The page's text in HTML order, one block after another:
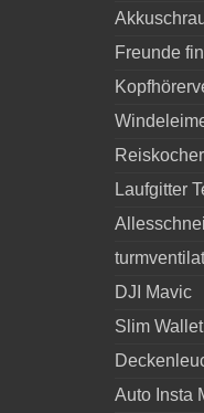
Freunde
Laufgitter
DJI Mavic
Slim Wallet
Auto Insta